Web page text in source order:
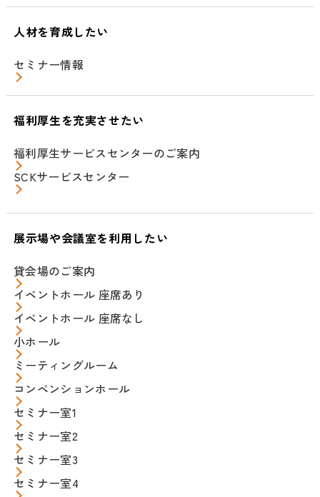
人材を育成したい
セミナー情報
福利厚生を充実させたい
福利厚生サービスセンターのご案内
SCKサービスセンター
展示場や会議室を利用したい
貸会場のご案内
イベントホール 座席あり
イベントホール 座席なし
小ホール
ミーティングルーム
コンベンションホール
セミナー室1
セミナー室2
セミナー室3
セミナー室4